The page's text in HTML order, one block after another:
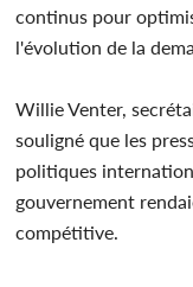
continus pour
l'évolution de la
Willie Venter,
souligné que les
politiques
gouvernement
compétitive.